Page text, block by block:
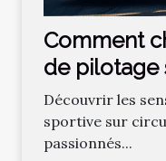
Comment
de pilotage
?
Découvrir les
sportive sur
passionnés...